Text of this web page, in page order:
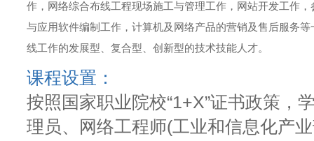
作，网络综合布线工程现场施工与管理工作，网站开发工作，
与应用软件编制工作，计算机及网络产品的营销及售后服务等
线工作的发展型、复合型、创新型的技术技能人才。
课程设置：
按照国家职业院校“1+X”证书政策，
理员、网络工程师(工业和信息化产